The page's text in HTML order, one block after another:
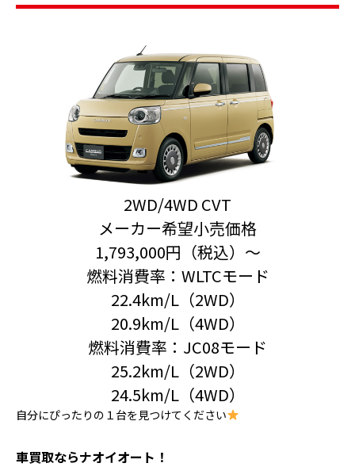
2WD/4WD CVT
メーカー希望小売価格
1,793,000円（税込）〜
燃料消費率：WLTCモード
22.4km/L（2WD）
20.9km/L（4WD）
燃料消費率：JC08モード
25.2km/L（2WD）
24.5km/L（4WD）
自分にぴったりの１台を見つけてください
車買取ならナオイオート！